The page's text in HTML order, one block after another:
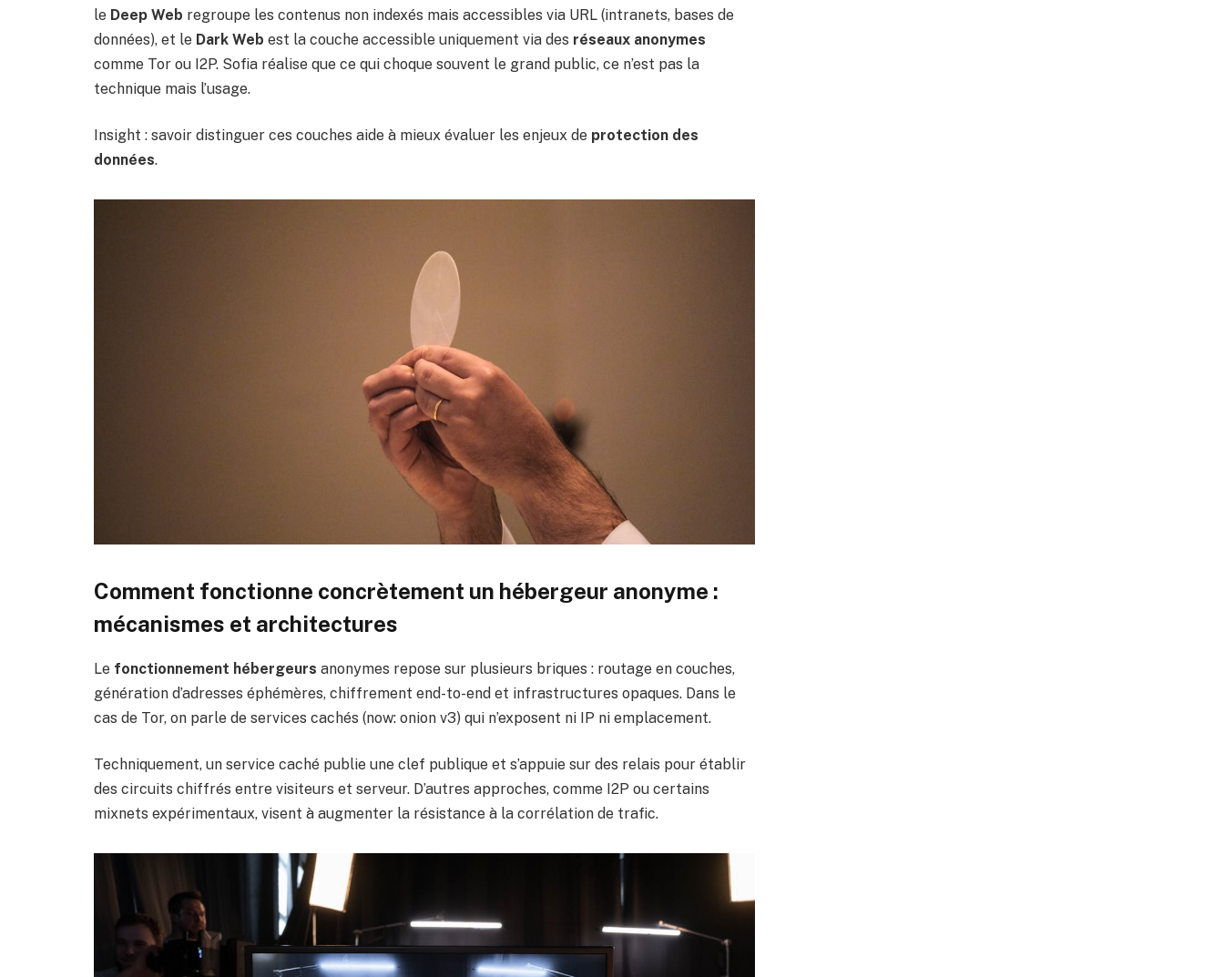
le Deep Web regroupe les contenus non indexés mais accessibles via URL (intranets, bases de
données), et le Dark Web est la couche accessible uniquement via des réseaux anonymes
comme Tor ou I2P. Sofia réalise que ce qui choque souvent le grand public, ce n’est pas la
technique mais l’usage.
Insight : savoir distinguer ces couches aide à mieux évaluer les enjeux de protection des
données.
Comment fonctionne concrètement un hébergeur anonyme :
mécanismes et architectures
Le fonctionnement hébergeurs anonymes repose sur plusieurs briques : routage en couches,
génération d’adresses éphémères, chiffrement end-to-end et infrastructures opaques. Dans le
cas de Tor, on parle de services cachés (now: onion v3) qui n’exposent ni IP ni emplacement.
Techniquement, un service caché publie une clef publique et s’appuie sur des relais pour établir
des circuits chiffrés entre visiteurs et serveur. D’autres approches, comme I2P ou certains
mixnets expérimentaux, visent à augmenter la résistance à la corrélation de trafic.